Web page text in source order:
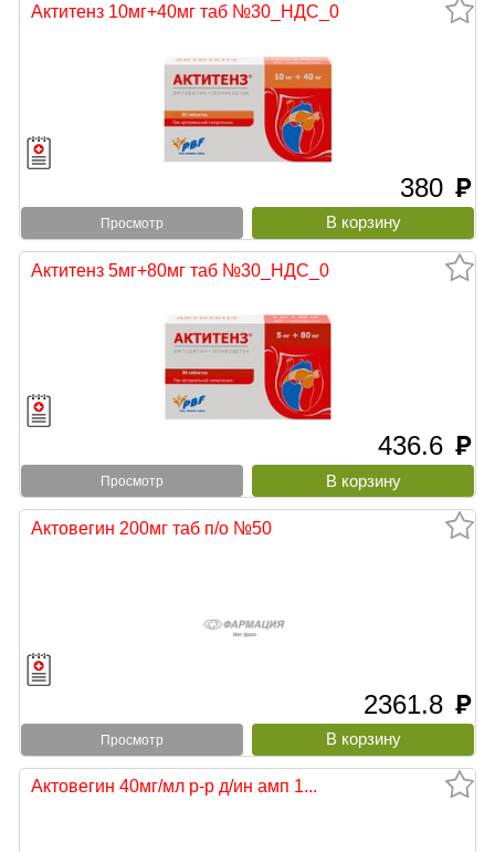
Актитенз 10мг+40мг таб №30_НДС_0
380 руб
Просмотр
Актитенз 5мг+80мг таб №30_НДС_0
436.6 руб
Просмотр
Актовегин 200мг таб п/о №50
2361.8 руб
Просмотр
Актовегин 40мг/мл р-р д/ин амп 1...